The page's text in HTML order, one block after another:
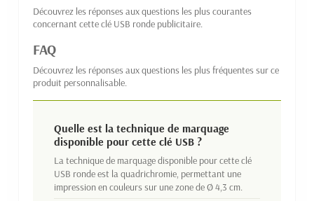
Découvrez les réponses aux questions les plus courantes
concernant cette clé USB ronde publicitaire.
FAQ
Découvrez les réponses aux questions les plus fréquentes sur ce
produit personnalisable.
Quelle est la technique de marquage
disponible pour cette clé USB ?
La technique de marquage disponible pour cette clé
USB ronde est la quadrichromie, permettant une
impression en couleurs sur une zone de Ø 4,3 cm.